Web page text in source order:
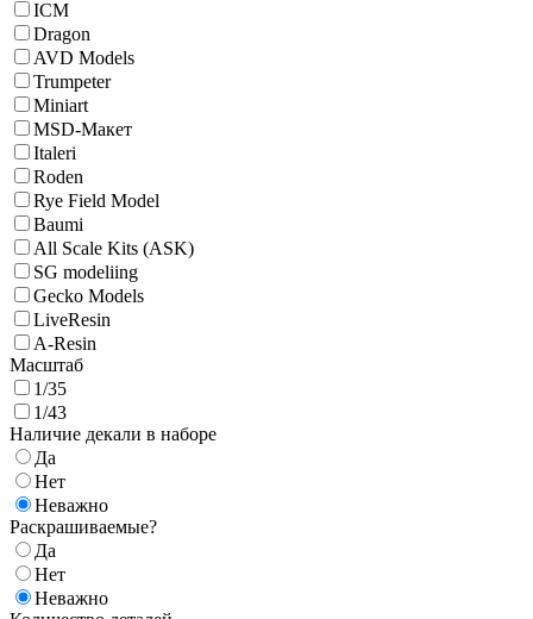
ICM
Dragon
AVD Models
Trumpeter
Miniart
MSD-Макет
Italeri
Roden
Rye Field Model
Baumi
All Scale Kits (ASK)
SG modeliing
Gecko Models
LiveResin
A-Resin
Масштаб
1/35
1/43
Наличие декали в наборе
Да
Нет
Неважно
Раскрашиваемые?
Да
Нет
Неважно